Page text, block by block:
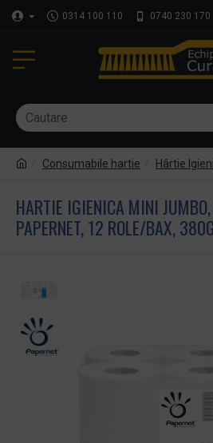
0314 100 110 0740 230 170
Consumabile hartie Hârtie
HARTIE IGIENICA MINI
PAPERNET, 12 ROLE/BAX,